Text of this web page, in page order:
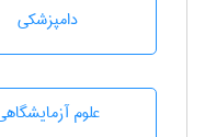
دامپزشكی
علوم